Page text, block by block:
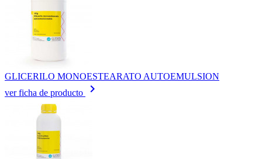
GLICERILO MONOESTEARATO AUTOEMULSION
ver ficha de producto
keyboard_arrow_right